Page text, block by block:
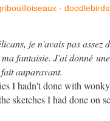
je n'avais pas assez
fantaisie. J'ai donné
auparavant.
I hadn't done with
sketches I had done on